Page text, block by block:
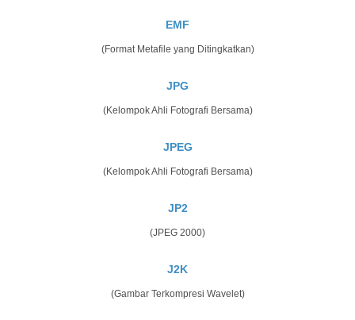
EMF
(Format Metafile yang Ditingkatkan)
JPG
(Kelompok Ahli Fotografi Bersama)
JPEG
(Kelompok Ahli Fotografi Bersama)
JP2
(JPEG 2000)
J2K
(Gambar Terkompresi Wavelet)